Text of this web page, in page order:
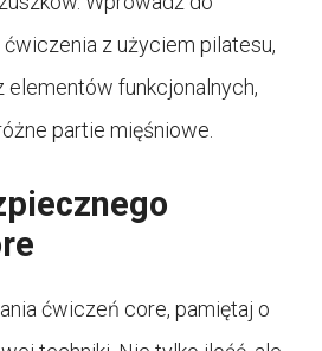
z użyciem pilatesu,
elementów funkcjonalnych,
partie mięśniowe.
ćwiczeń core, pamiętaj o